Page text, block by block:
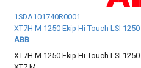
1SDA101740R0001
XT7H M 1250 Ekip Hi-Touch LSI
ABB
XT7H M 1250 Ekip Hi-Touch LSI